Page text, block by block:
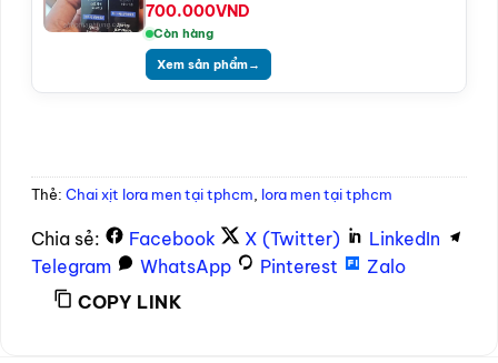
700.000VND
Còn hàng
Xem sản phẩm→
Thẻ: Chai xịt lora men tại tphcm, lora men tại tphcm
Chia sẻ: Facebook X (Twitter)
LinkedIn
Telegram
WhatsApp Pinterest
Zalo
COPY LINK